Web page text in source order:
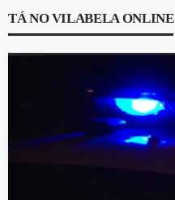
TÁ NO VILABELA ONLINE